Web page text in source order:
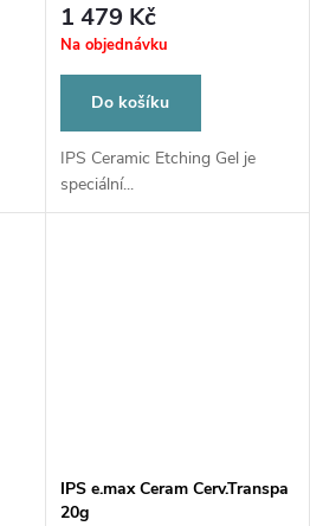
1 479 Kč
Na objednávku
Do košíku
IPS Ceramic Etching Gel je
speciální...
IPS e.max Ceram Cerv.Transpa
20g